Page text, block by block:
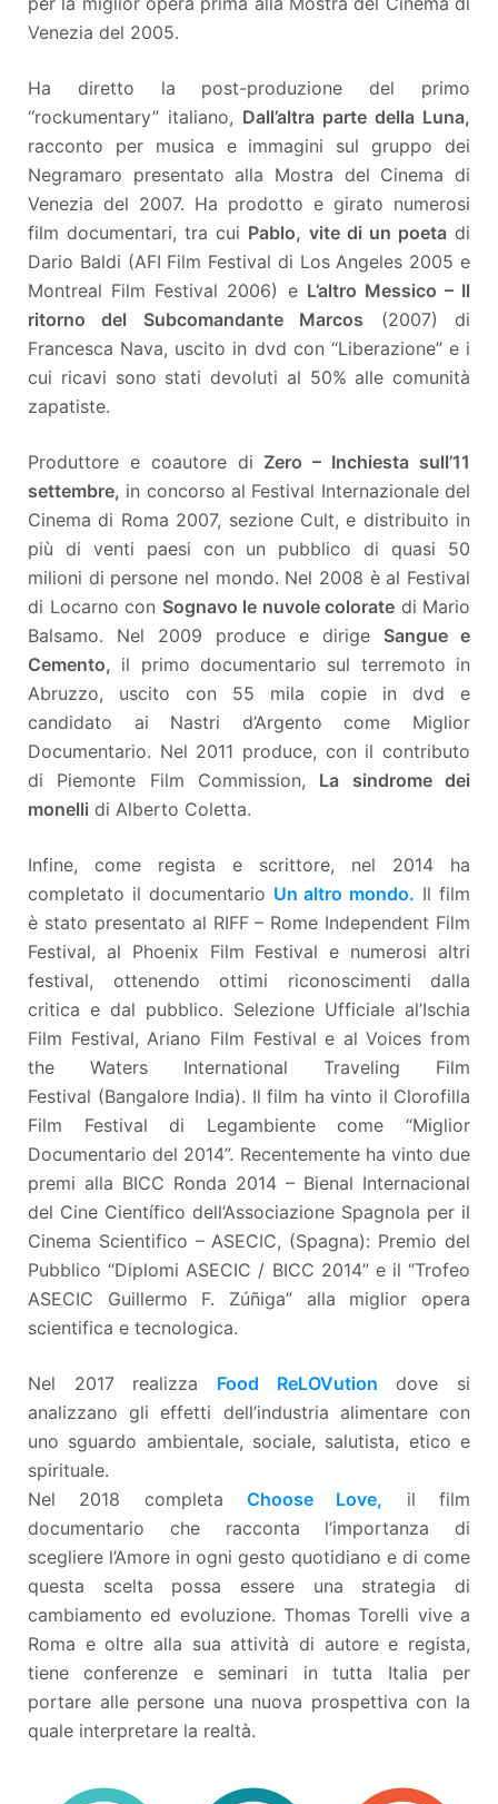
Venezia del 2005.
Ha diretto la post-produzione del primo
“rockumentary” italiano, Dall’altra parte della Luna,
racconto per musica e immagini sul gruppo dei
Negramaro presentato alla Mostra del Cinema di
Venezia del 2007. Ha prodotto e girato numerosi
film documentari, tra cui Pablo, vite di un poetadi
Dario Baldi (AFI Film Festival di Los Angeles 2005 e
Montreal Film Festival 2006) e L’altro Messico – Il
ritorno del Subcomandante Marcos (2007) di
Francesca Nava, uscito in dvd con “Liberazione” e i
cui ricavi sono stati devoluti al 50% alle comunità
zapatiste.
Produttore e coautore di Zero – Inchiesta sull’11
settembre, in concorso al Festival Internazionale del
Cinema di Roma 2007, sezione Cult, e distribuito in
più di venti paesi con un pubblico di quasi 50
milioni di persone nel mondo. Nel 2008 è al Festival
di Locarno con Sognavo le nuvole colorate di Mario
Balsamo. Nel 2009 produce e dirige Sangue e
Cemento, il primo documentario sul terremoto in
Abruzzo, uscito con 55 mila copie in dvd e
candidato ai Nastri d’Argento come Miglior
Documentario. Nel 2011 produce, con il contributo
di Piemonte Film Commission, La sindrome dei
monelli di Alberto Coletta.
Infine, come regista e scrittore, nel 2014 ha
completato il documentario Un altro mondo. Il film
è stato presentato al RIFF – Rome Independent Film
Festival, al Phoenix Film Festival e numerosi altri
festival, ottenendo ottimi riconoscimenti dalla
critica e dal pubblico. Selezione Ufficiale al’Ischia
Film Festival, Ariano Film Festival e al Voices from
the Waters International Traveling Film
Festival (Bangalore India). Il film ha vinto il Clorofilla
Film Festival di Legambiente come “Miglior
Documentario del 2014”. Recentemente ha vinto due
premi alla BICC Ronda 2014 – Bienal Internacional
del Cine Científico dell’Associazione Spagnola per il
Cinema Scientifico – ASECIC, (Spagna): Premio del
Pubblico “Diplomi ASECIC / BICC 2014” e il “Trofeo
ASECIC Guillermo F. Zúñiga” alla miglior opera
scientifica e tecnologica.
Nel 2017 realizza Food ReLOVution dove si
analizzano gli effetti dell’industria alimentare con
uno sguardo ambientale, sociale, salutista, etico e
spirituale.
Nel 2018 completa Choose Love, il film
documentario che racconta l’importanza di
scegliere l’Amore in ogni gesto quotidiano e di come
questa scelta possa essere una strategia di
cambiamento ed evoluzione. Thomas Torelli vive a
Roma e oltre alla sua attività di autore e regista,
tiene conferenze e seminari in tutta Italia per
portare alle persone una nuova prospettiva con la
quale interpretare la realtà.